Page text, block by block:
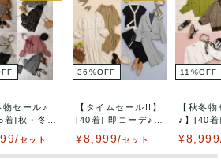
ルペイ、銀行振込、PayPay、コンビ
(見込み)
送料表を確認する
物セール♪
着]秋・冬キ
セット
36 %OFF
【タイムセール!!】
[40着] 即コーデ♪
¥8,999/セット
11 %OFF
【秋冬
♪】[40